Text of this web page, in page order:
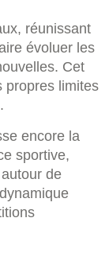
réunissant
évoluer les
Cet
propres limites
encore la
sportive,
de